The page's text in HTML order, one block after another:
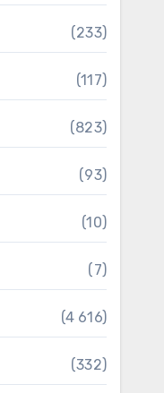
(233)
(117)
(823)
(93)
(10)
(7)
(4 616)
(332)